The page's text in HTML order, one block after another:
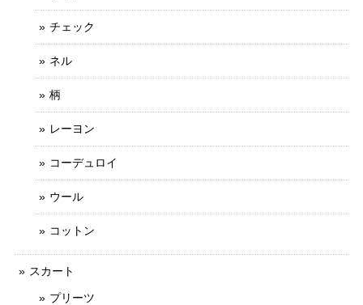
チェック
ネル
柄
レーヨン
コーデュロイ
ウール
コットン
スカート
プリーツ